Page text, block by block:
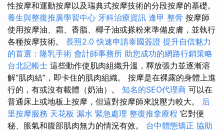
性按摩和運動按摩以及瑞典式按摩技術的分段按摩的基礎。
養生與整復推廣學習中心 牙科治療資訊 逢甲 整骨 按摩師
使用按摩油、霜、香脂、椰子油或搽粉來準備皮膚，並執行
各種按摩技術。 長照2.0 快速申請泰國簽證 提升自信魅力
的首選：隆乳手術 會計師事務所 助您成功的網路行銷策略
台北記帳士 這些動作使肌肉組織升溫，釋放張力並逐漸溶
解“肌肉結”，即卡住的肌肉組織。 按摩是在裸露的身體上進
行的，有或沒有載體（奶油）。 知名的SEO代理商 可以在
普通床上或地板上按摩，但這對按摩師來說壓力較大。 后
里按摩服務 天花板 漏水 緊急處理 整復推拿療程 它對便
秘、脹氣和腹部肌肉無力的情況有效。 台中體態矯正 協助